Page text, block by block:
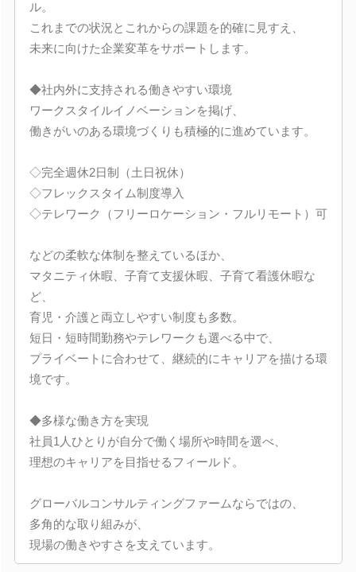
ル。
これまでの状況とこれからの課題を的確に見すえ、
未来に向けた企業変革をサポートします。
◆社内外に支持される働きやすい環境
ワークスタイルイノベーションを掲げ、
働きがいのある環境づくりも積極的に進めています。
◇完全週休2日制（土日祝休）
◇フレックスタイム制度導入
◇テレワーク（フリーロケーション・フルリモート）可
などの柔軟な体制を整えているほか、
マタニティ休暇、子育て支援休暇、子育て看護休暇な
ど、
育児・介護と両立しやすい制度も多数。
短日・短時間勤務やテレワークも選べる中で、
プライベートに合わせて、継続的にキャリアを描ける環
境です。
◆多様な働き方を実現
社員1人ひとりが自分で働く場所や時間を選べ、
理想のキャリアを目指せるフィールド。
グローバルコンサルティングファームならではの、
多角的な取り組みが、
現場の働きやすさを支えています。